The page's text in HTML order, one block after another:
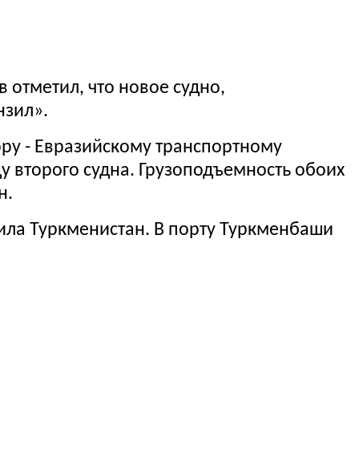
что новое судно,
- Евразийскому транспортному
судна. Грузоподъемность обоих
Туркменистан. В порту Туркменбаши